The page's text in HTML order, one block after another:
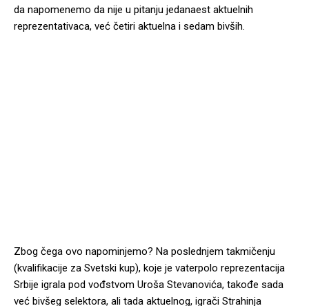
da napomenemo da nije u pitanju jedanaest aktuelnih
reprezentativaca, već četiri aktuelna i sedam bivših.
Zbog čega ovo napominjemo? Na poslednjem takmičenju
(kvalifikacije za Svetski kup), koje je vaterpolo reprezentacija
Srbije igrala pod vođstvom Uroša Stevanovića, takođe sada
već bivšeg selektora, ali tada aktuelnog, igrači Strahinja